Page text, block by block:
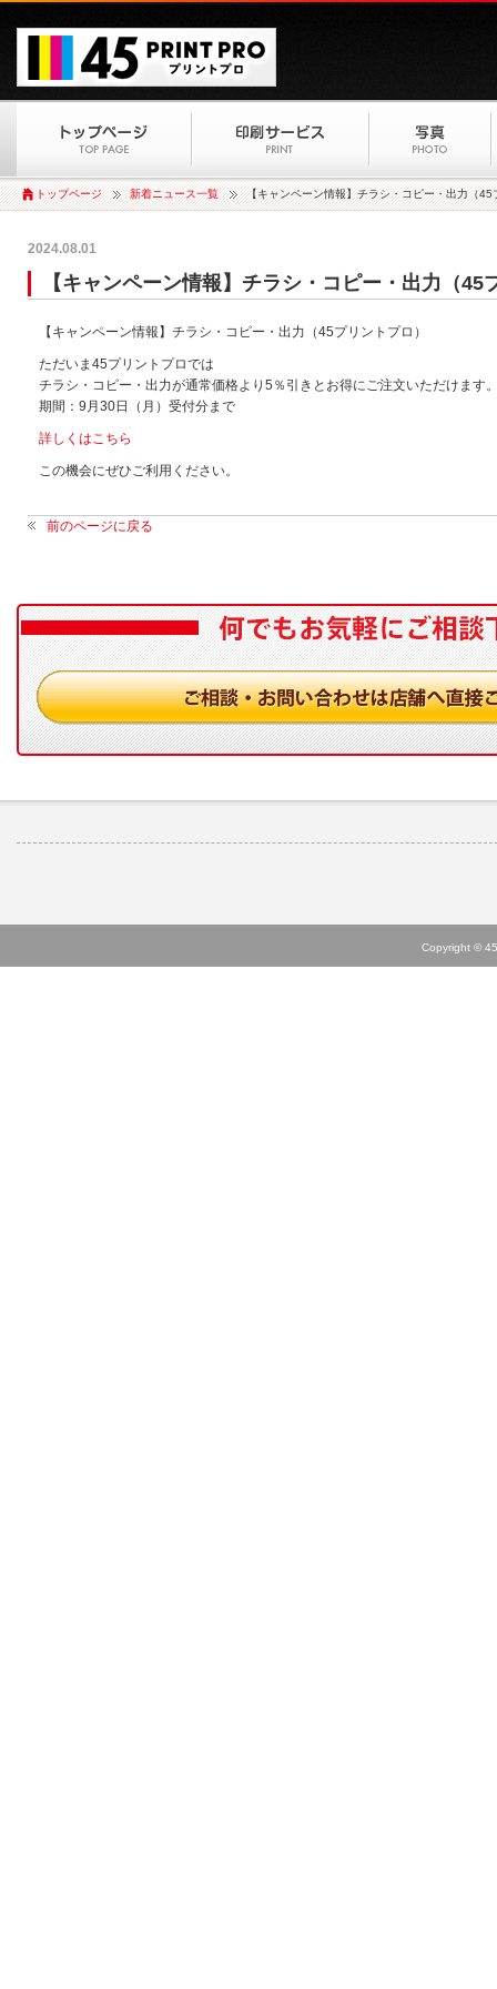
トップページ 新着ニュース一覧 【キャンペーン情報】チラシ・コピー・出力（
2024.08.01
【キャンペーン情報】チラシ・コピー・出力（45
【キャンペーン情報】チラシ・コピー・出力（45プリントプロ）
ただいま45プリントプロでは
チラシ・コピー・出力が通常価格より5％引きとお得にご注文いただけます
期間：9月30日（月）受付分まで
詳しくはこちら
この機会にぜひご利用ください。
前のページに戻る
Copyright ©